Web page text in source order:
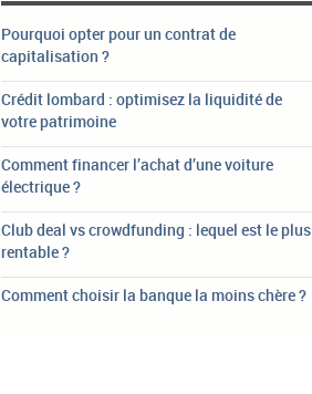
Pourquoi opter pour un contrat de
capitalisation ?
Crédit lombard : optimisez la liquidité de
votre patrimoine
Comment financer l’achat d’une voiture
électrique ?
Club deal vs crowdfunding : lequel est le plus
rentable ?
Comment choisir la banque la moins chère ?